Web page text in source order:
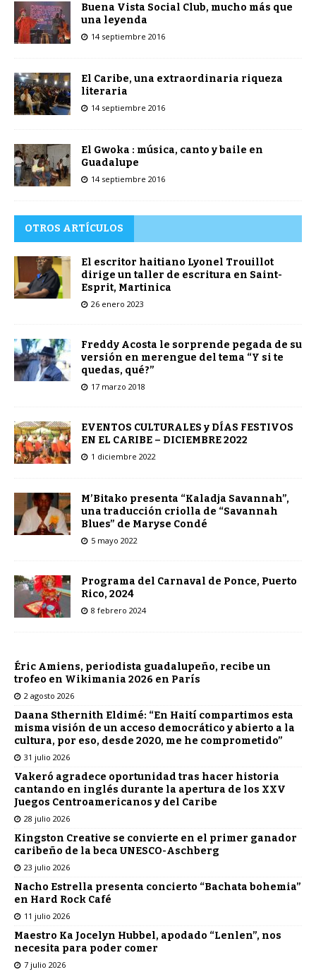
Buena Vista Social Club, mucho más que
una leyenda
14 septiembre 2016
El Caribe, una extraordinaria riqueza
literaria
14 septiembre 2016
El Gwoka : música, canto y baile en
Guadalupe
14 septiembre 2016
OTROS ARTÍCULOS
El escritor haitiano Lyonel Trouillot
dirige un taller de escritura en Saint-
Esprit, Martinica
26 enero 2023
Freddy Acosta le sorprende pegada de su
versión en merengue del tema “Y si te
quedas, qué?”
17 marzo 2018
EVENTOS CULTURALES y DÍAS FESTIVOS
EN EL CARIBE – DICIEMBRE 2022
1 diciembre 2022
M’Bitako presenta “Kaladja Savannah”,
una traducción criolla de “Savannah
Blues” de Maryse Condé
5 mayo 2022
Programa del Carnaval de Ponce, Puerto
Rico, 2024
8 febrero 2024
Éric Amiens, periodista guadalupeño, recibe un
trofeo en Wikimania 2026 en París
2 agosto 2026
Daana Sthernith Eldimé: “En Haití compartimos esta
misma visión de un acceso democrático y abierto a la
cultura, por eso, desde 2020, me he comprometido”
31 julio 2026
Vakeró agradece oportunidad tras hacer historia
cantando en inglés durante la apertura de los XXV
Juegos Centroamericanos y del Caribe
28 julio 2026
Kingston Creative se convierte en el primer ganador
caribeño de la beca UNESCO-Aschberg
23 julio 2026
Nacho Estrella presenta concierto “Bachata bohemia”
en Hard Rock Café
11 julio 2026
Maestro Ka Jocelyn Hubbel, apodado “Lenlen”, nos
necesita para poder comer
7 julio 2026